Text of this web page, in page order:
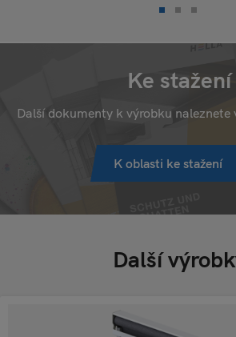
Ke stažení
Další dokumenty k výrobku naleznete
K oblasti ke stažení
Další